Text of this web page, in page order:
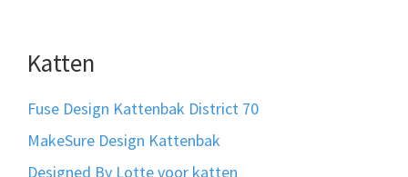
Katten
Fuse Design Kattenbak District 70
MakeSure Design Kattenbak
Designed By Lotte voor katten